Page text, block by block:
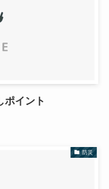
ポイント
防災